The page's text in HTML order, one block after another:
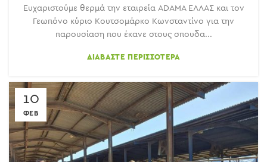
Ευχαριστούμε θερμά την εταιρεία ADAMA ΕΛΛΑΣ και τον
Γεωπόνο κύριο Κουτσομάρκο Κωνσταντίνο για την
παρουσίαση που έκανε στους σπουδα...
ΔΙΑΒΆΣΤΕ ΠΕΡΙΣΣΌΤΕΡΑ
10
ΦΕΒ